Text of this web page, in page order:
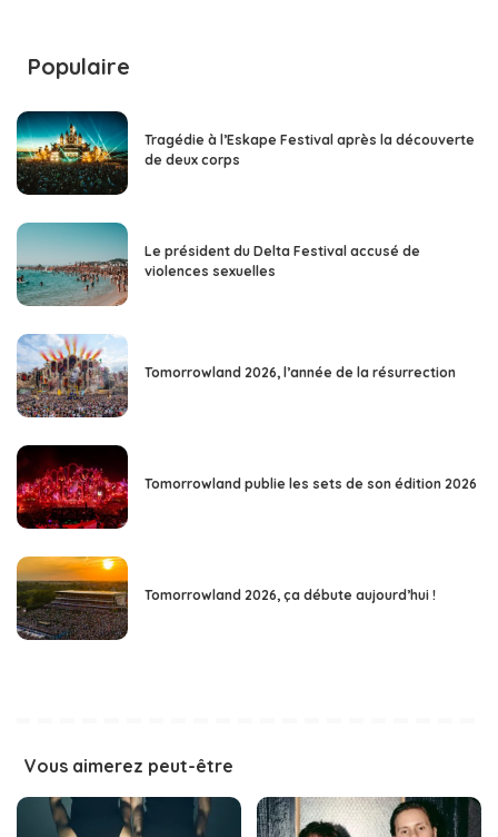
Populaire
Tragédie à l’Eskape Festival après la découverte
de deux corps
Le président du Delta Festival accusé de
violences sexuelles
Tomorrowland 2026, l’année de la résurrection
Tomorrowland publie les sets de son édition 2026
Tomorrowland 2026, ça débute aujourd’hui !
Vous aimerez peut-être